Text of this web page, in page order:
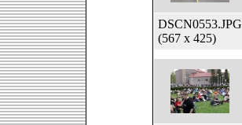
DSCN0553.JPG
(567 x 425)